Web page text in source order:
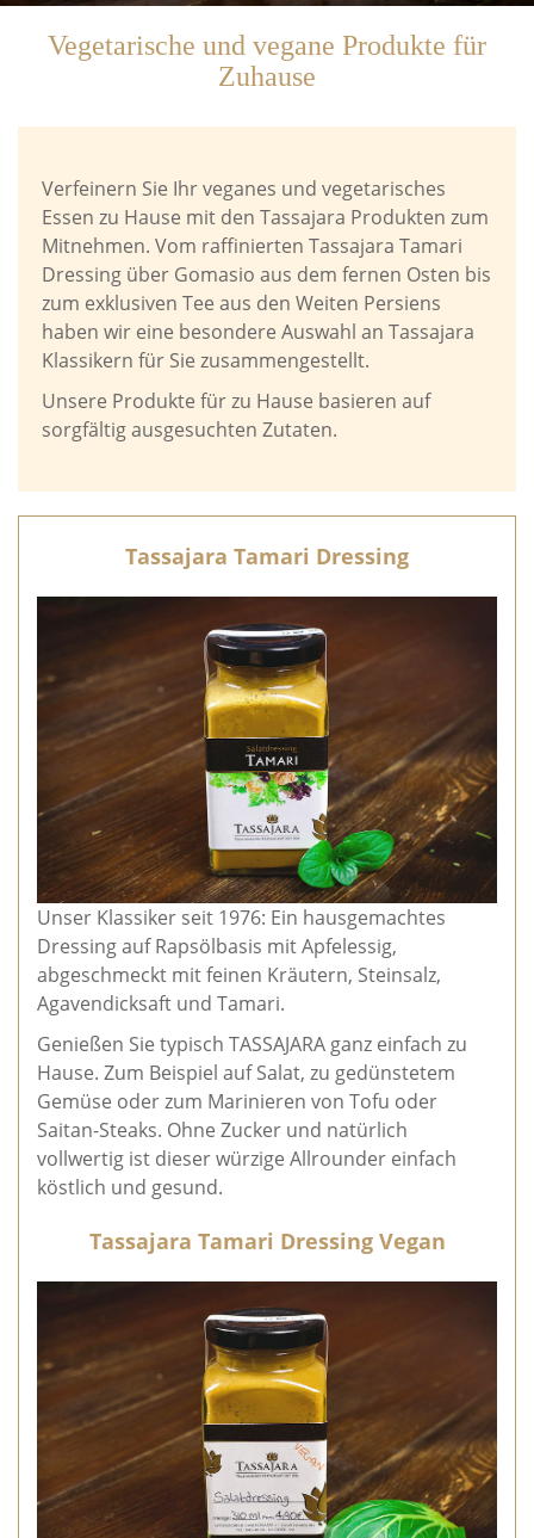
Vegetarische und vegane Produkte für
Zuhause
Verfeinern Sie Ihr veganes und vegetarisches
Essen zu Hause mit den Tassajara Produkten zum
Mitnehmen. Vom raffinierten Tassajara Tamari
Dressing über Gomasio aus dem fernen Osten bis
zum exklusiven Tee aus den Weiten Persiens
haben wir eine besondere Auswahl an Tassajara
Klassikern für Sie zusammengestellt.
Unsere Produkte für zu Hause basieren auf
sorgfältig ausgesuchten Zutaten.
Tassajara Tamari Dressing
Unser Klassiker seit 1976: Ein hausgemachtes
Dressing auf Rapsölbasis mit Apfelessig,
abgeschmeckt mit feinen Kräutern, Steinsalz,
Agavendicksaft und Tamari.
Genießen Sie typisch TASSAJARA ganz einfach zu
Hause. Zum Beispiel auf Salat, zu gedünstetem
Gemüse oder zum Marinieren von Tofu oder
Saitan-Steaks. Ohne Zucker und natürlich
vollwertig ist dieser würzige Allrounder einfach
köstlich und gesund.
Tassajara Tamari Dressing Vegan